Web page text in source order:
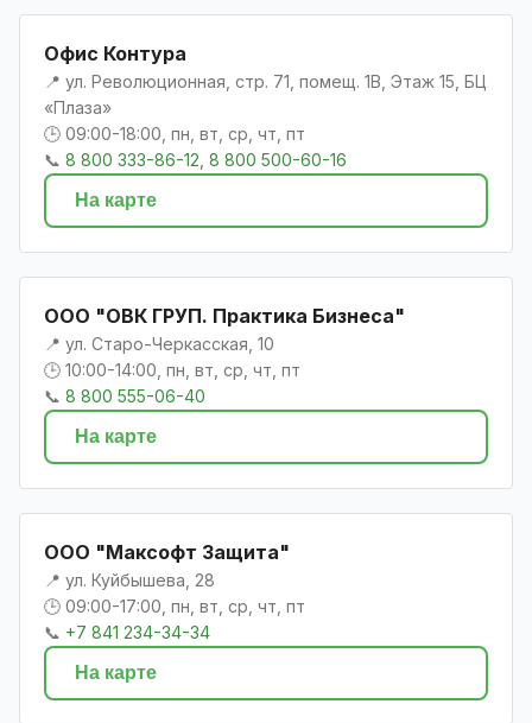
Офис Контура
📍 ул. Революционная, стр. 71, помещ. 1В, Этаж 15, БЦ
«Плаза»
🕒 09:00-18:00, пн, вт, ср, чт, пт
📞 8 800 333-86-12, 8 800 500-60-16
На карте
ООО "ОВК ГРУП. Практика Бизнеса"
📍 ул. Старо-Черкасская, 10
🕒 10:00-14:00, пн, вт, ср, чт, пт
📞 8 800 555-06-40
На карте
ООО "Максофт Защита"
📍 ул. Куйбышева, 28
🕒 09:00-17:00, пн, вт, ср, чт, пт
📞 +7 841 234-34-34
На карте